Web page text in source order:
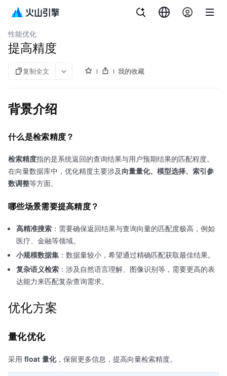
向量数据库VikingDB
性能优化
提高精度
复制全文 我的收藏
背景介绍
什么是检索精度？
检索精度指的是系统返回的查询结果与用户预期结果的匹配程度。
在向量数据库中，优化精度主要涉及向量量化、模型选择、索引参
数调整等方面。
哪些场景需要提高精度？
高精准搜索 ：需要确保返回结果与查询向量的匹配度极高，例如
医疗、金融等领域。
小规模数据集 ：数据量较小，希望通过精确匹配获取最佳结果。
复杂语义检索 ：涉及自然语言理解、图像识别等，需要更高的表
达能力来匹配复杂查询需求。
优化方案
量化优化
采用 float 量化，保留更多信息，提高向量检索精度。